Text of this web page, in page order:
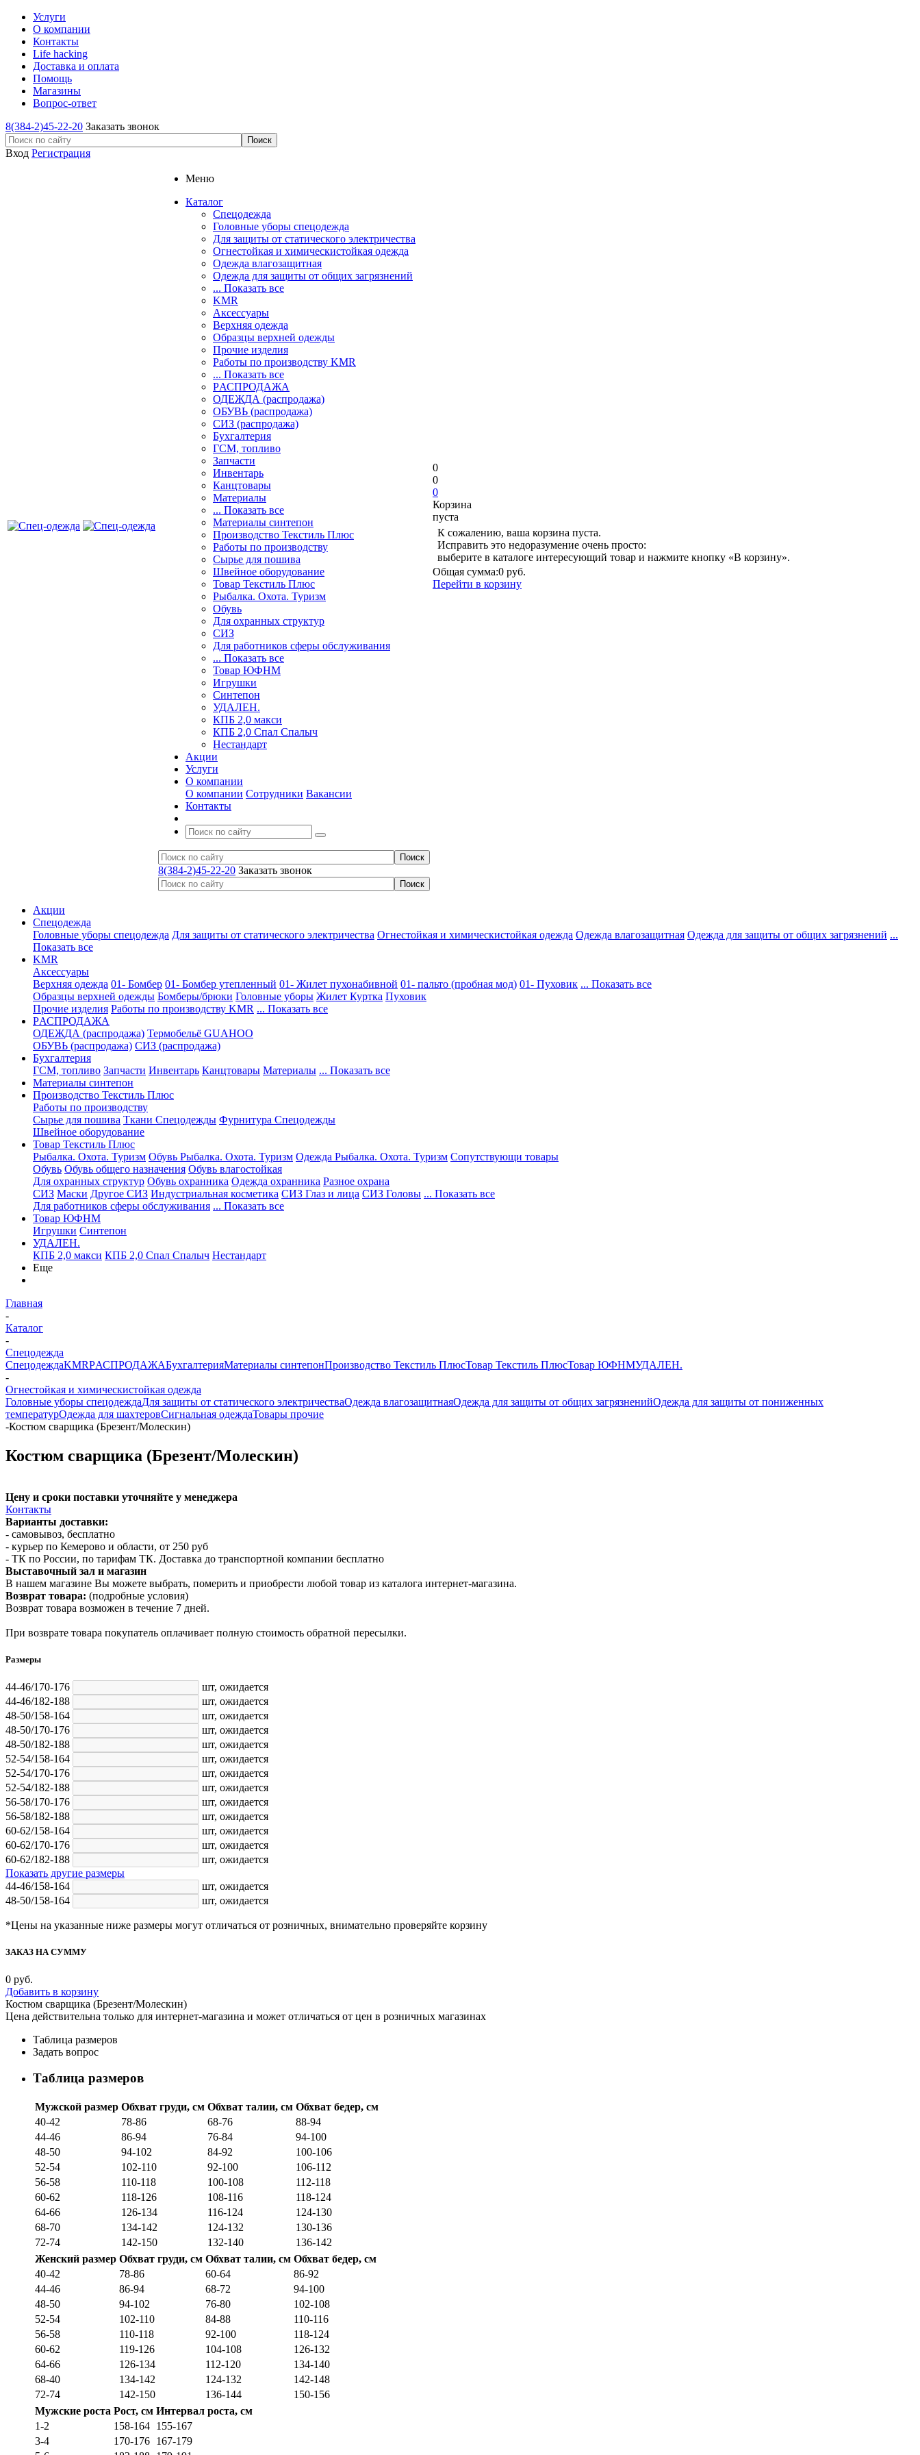
Услуги
О компании
Контакты
Life hacking
Доставка и оплата
Помощь
Магазины
Вопрос-ответ
8(384-2)45-22-20 Заказать звонок
Вход Регистрация
Меню
Каталог
Спецодежда
Головные уборы спецодежда
Для защиты от статического электричества
Огнестойкая и химическистойкая одежда
Одежда влагозащитная
Одежда для защиты от общих загрязнений
... Показать все
KMR
Аксессуары
Верхняя одежда
Образцы верхней одежды
Прочие изделия
Работы по производству KMR
... Показать все
PАСПРОДАЖА
ОДЕЖДА (распродажа)
ОБУВЬ (распродажа)
СИЗ (распродажа)
Бухгалтерия
ГСМ, топливо
Запчасти
Инвентарь
Канцтовары
Материалы
... Показать все
Материалы синтепон
Производство Текстиль Плюс
Работы по производству
Сырье для пошива
Швейное оборудование
Товар Текстиль Плюс
Рыбалка. Охота. Туризм
Обувь
Для охранных структур
СИЗ
Для работников сферы обслуживания
... Показать все
Товар ЮФНМ
Игрушки
Синтепон
УДАЛЕН.
КПБ 2,0 макси
КПБ 2,0 Спал Спалыч
Нестандарт
Акции
Услуги
О компании
О компании Сотрудники Вакансии
Контакты
8(384-2)45-22-20 Заказать звонок
0
0
0
Корзина
пуста
К сожалению, ваша корзина пуста.
Исправить это недоразумение очень просто:
выберите в каталоге интересующий товар и нажмите кнопку «В корзину».
Общая сумма:0 руб.
Перейти в корзину
Акции
Спецодежда
Головные уборы спецодежда Для защиты от статического электричества Огнестойкая и химическистойкая одежда Одежда влагозащитная Одежда для защиты от общих загрязнений ...
Показать все
KMR
Аксессуары
Верхняя одежда 01- Бомбер 01- Бомбер утепленный 01- Жилет пухонабивной 01- пальто (пробная мод) 01- Пуховик ... Показать все
Образцы верхней одежды Бомберы/брюки Головные уборы Жилет Куртка Пуховик
Прочие изделия Работы по производству KMR ... Показать все
PАСПРОДАЖА
ОДЕЖДА (распродажа) Термобельё GUAHOO
ОБУВЬ (распродажа) СИЗ (распродажа)
Бухгалтерия
ГСМ, топливо Запчасти Инвентарь Канцтовары Материалы ... Показать все
Материалы синтепон
Производство Текстиль Плюс
Работы по производству
Сырье для пошива Ткани Спецодежды Фурнитура Спецодежды
Швейное оборудование
Товар Текстиль Плюс
Рыбалка. Охота. Туризм Обувь Рыбалка. Охота. Туризм Одежда Рыбалка. Охота. Туризм Сопутствующи товары
Обувь Обувь общего назначения Обувь влагостойкая
Для охранных структур Обувь охранника Одежда охранника Разное охрана
СИЗ Маски Другое СИЗ Индустриальная косметика СИЗ Глаз и лица СИЗ Головы ... Показать все
Для работников сферы обслуживания ... Показать все
Товар ЮФНМ
Игрушки Синтепон
УДАЛЕН.
КПБ 2,0 макси КПБ 2,0 Спал Спалыч Нестандарт
Еще
Главная
-
Каталог
-
Спецодежда
СпецодеждаKMRPАСПРОДАЖАБухгалтерияМатериалы синтепонПроизводство Текстиль ПлюсТовар Текстиль ПлюсТовар ЮФНМУДАЛЕН.
-
Огнестойкая и химическистойкая одежда
Головные уборы спецодеждаДля защиты от статического электричестваОдежда влагозащитнаяОдежда для защиты от общих загрязненийОдежда для защиты от пониженных
температурОдежда для шахтеровСигнальная одеждаТовары прочие
-Костюм сварщика (Брезент/Молескин)
Костюм сварщика (Брезент/Молескин)
Цену и сроки поставки уточняйте у менеджера
Контакты
Варианты доставки:
- самовывоз, бесплатно
- курьер по Кемерово и области, от 250 руб
- ТК по России, по тарифам ТК. Доставка до транспортной компании бесплатно
Выставочный зал и магазин
В нашем магазине Вы можете выбрать, померить и приобрести любой товар из каталога интернет-магазина.
Возврат товара: (подробные условия)
Возврат товара возможен в течение 7 дней.
При возврате товара покупатель оплачивает полную стоимость обратной пересылки.
Размеры
44-46/170-176 шт, ожидается
44-46/182-188
шт, ожидается
48-50/158-164
шт, ожидается
48-50/170-176
шт, ожидается
48-50/182-188
шт, ожидается
52-54/158-164
шт, ожидается
52-54/170-176
шт, ожидается
52-54/182-188
шт, ожидается
56-58/170-176
шт, ожидается
56-58/182-188
шт, ожидается
60-62/158-164
шт, ожидается
60-62/170-176
шт, ожидается
60-62/182-188
шт, ожидается
Показать другие размеры
44-46/158-164
шт, ожидается
48-50/158-164
шт, ожидается
*Цены на указанные ниже размеры могут отличаться от розничных, внимательно проверяйте корзину
ЗАКАЗ НА СУММУ
0 руб.
Добавить в корзину
Костюм сварщика (Брезент/Молескин)
Цена действительна только для интернет-магазина и может отличаться от цен в розничных магазинах
Таблица размеров
Задать вопрос
Таблица размеров
Мужской размер Обхват груди, см Обхват талии, см Обхват бедер, см
40-42
78-86 68-76
88-94
44-46
86-94 76-84
94-100
48-50
94-102 84-92
100-106
52-54
102-110 92-100
106-112
56-58
110-118 100-108
112-118
60-62
118-126 108-116
118-124
64-66
126-134 116-124
124-130
68-70
134-142 124-132
130-136
72-74
142-150 132-140
136-142
Женский размер Обхват груди, см Обхват талии, см Обхват бедер, см
40-42
78-86 60-64
86-92
44-46
86-94 68-72
94-100
48-50
94-102 76-80
102-108
52-54
102-110 84-88
110-116
56-58
110-118 92-100
118-124
60-62
119-126 104-108
126-132
64-66
126-134 112-120
134-140
68-40
134-142 124-132
142-148
72-74
142-150 136-144
150-156
Мужские роста Рост, см Интервал роста, см
1-2
158-164 155-167
3-4
170-176 167-179